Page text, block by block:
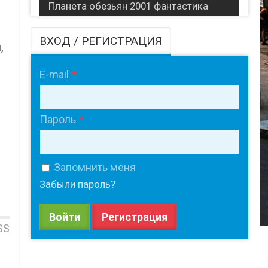
Планета обезьян 2001 фантастика
ВХОД / РЕГИСТРАЦИЯ
E-mail
Пароль
Запомнить меня
Забыли пароль?
Войти Регистрация